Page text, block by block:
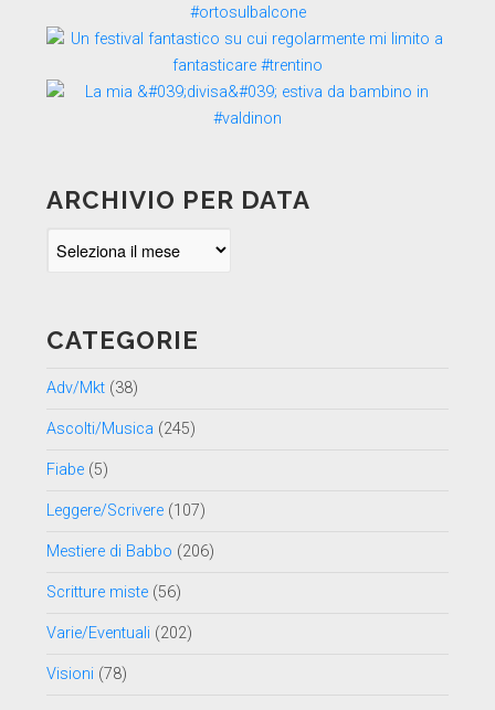
ARCHIVIO PER DATA
CATEGORIE
Adv/Mkt(38)
Ascolti/Musica (245)
Fiabe(5)
Leggere/Scrivere(107)
Mestiere di Babbo (206)
Scritture miste(56)
Varie/Eventuali (202)
Visioni (78)